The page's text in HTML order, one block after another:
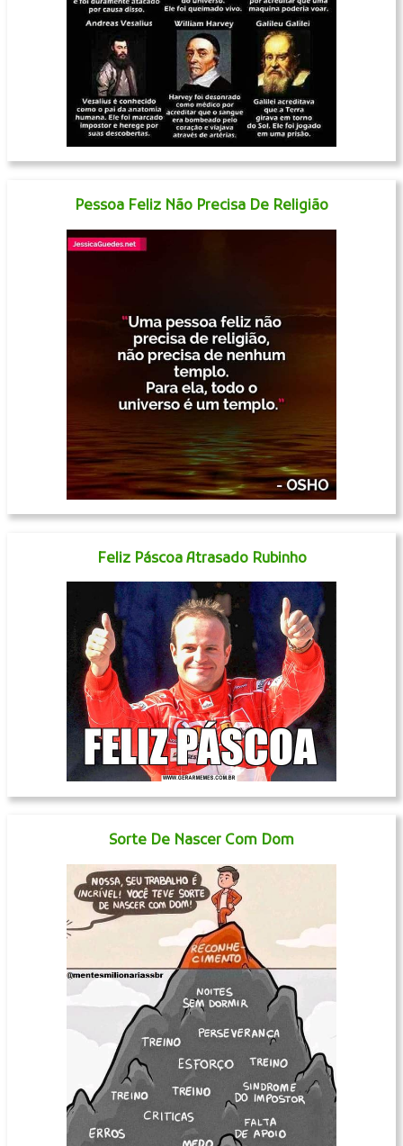
Pessoa Feliz Não Precisa De Religião
Feliz Páscoa Atrasado Rubinho
Sorte De Nascer Com Dom